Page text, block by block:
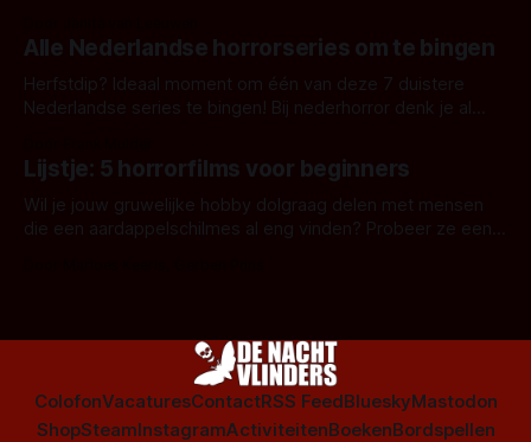
Alle Nederlandse horrorseries om te bingen
Herfstdip? Ideaal moment om één van deze 7 duistere
Nederlandse series te bingen! Bij nederhorror denk je al
Amsterdamned of The Johnsons. Maar Nederlandse horror
is niet beperkt tot films. Hier een aantal Nederlandse tv-
series uit het duistere of horrorgenre. Als
Lijstje: 5 horrorfilms voor beginners
Wil je jouw gruwelijke hobby dolgraag delen met mensen
die een aardappelschilmes al eng vinden? Probeer ze eens
ColofonVacaturesContactRSS FeedBlueskyMastodon
ShopSteamInstagramActiviteitenBoekenBordspellen